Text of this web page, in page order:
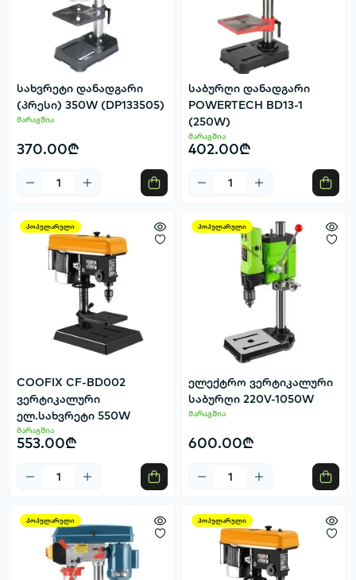
სახვრეტი დანადგარი
(პრესი) 350W (DP133505)
მარაგშია
370.00₾
საბურღი დანადგარი
POWERTECH BD13-1
(250W)
მარაგშია
402.00₾
პოპულარული
COOFIX CF-BD002
ვერტიკალური
ელ.სახვრეტი 550W
მარაგშია
553.00₾
პოპულარული
ელექტრო ვერტიკალური
საბურღი 220V-1050W
მარაგშია
600.00₾
პოპულარული პოპულარული